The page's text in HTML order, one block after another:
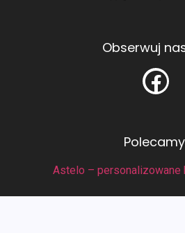
Obserwuj
Astelo – personalizowane